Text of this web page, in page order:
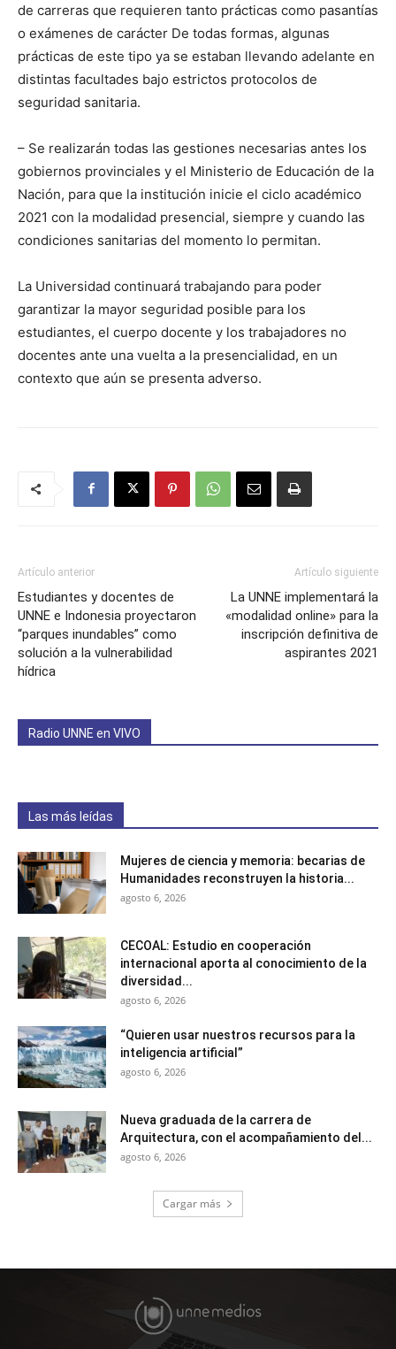
de carreras que requieren tanto prácticas como pasantías
o exámenes de carácter De todas formas, algunas
prácticas de este tipo ya se estaban llevando adelante en
distintas facultades bajo estrictos protocolos de
seguridad sanitaria.
– Se realizarán todas las gestiones necesarias antes los
gobiernos provinciales y el Ministerio de Educación de la
Nación, para que la institución inicie el ciclo académico
2021 con la modalidad presencial, siempre y cuando las
condiciones sanitarias del momento lo permitan.
La Universidad continuará trabajando para poder
garantizar la mayor seguridad posible para los
estudiantes, el cuerpo docente y los trabajadores no
docentes ante una vuelta a la presencialidad, en un
contexto que aún se presenta adverso.
Artículo anterior
Estudiantes y docentes de
UNNE e Indonesia proyectaron
“parques inundables” como
solución a la vulnerabilidad
hídrica
Artículo siguiente
La UNNE implementará la
«modalidad online» para la
inscripción definitiva de
aspirantes 2021
Radio UNNE en VIVO
Las más leídas
Mujeres de ciencia y memoria: becarias de
Humanidades reconstruyen la historia...
agosto 6, 2026
CECOAL: Estudio en cooperación
internacional aporta al conocimiento de la
diversidad...
agosto 6, 2026
“Quieren usar nuestros recursos para la
inteligencia artificial”
agosto 6, 2026
Nueva graduada de la carrera de
Arquitectura, con el acompañamiento del...
agosto 6, 2026
Cargar más